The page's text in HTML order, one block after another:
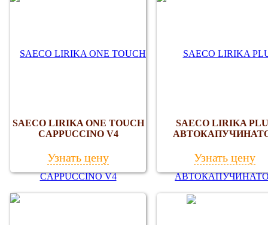
SAECO LIRIKA ONE TOUCH
CAPPUCCINO V4
Узнать цену
SAECO LIRIKA
Узнать цену